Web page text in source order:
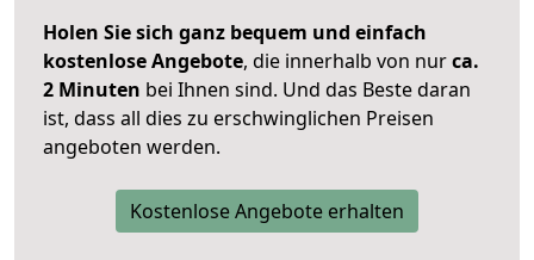
Holen Sie sich ganz bequem und einfach
kostenlose Angebote, die innerhalb von nurca.
2 Minuten bei Ihnen sind. Und das Beste daran
ist, dass all dies zu erschwinglichen Preisen
angeboten werden.
Kostenlose Angebote erhalten